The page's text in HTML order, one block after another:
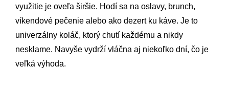
využitie je oveľa širšie. Hodí sa na oslavy, brunch,
víkendové pečenie alebo ako dezert ku káve. Je to
univerzálny koláč, ktorý chutí každému a nikdy
nesklame. Navyše vydrží vláčna aj niekoľko dní, čo je
veľká výhoda.